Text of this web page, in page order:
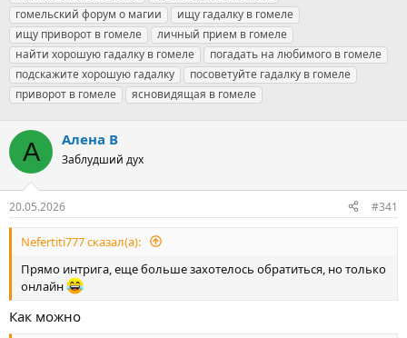
т
е
м
ы
а
ч
а
л
а
гомельский форум о магии
ищу гадалку в гомеле
ищу приворот в гомеле
личный прием в гомеле
найти хорошую гадалку в гомеле
погадать на любимого в гомеле
подскажите хорошую гадалку
посоветуйте гадалку в гомеле
приворот в гомеле
ясновидящая в гомеле
А Алена В
Заблудший дух
20.05.2026 #341
Nefertiti777 сказал(а):
Прямо интрига, еще больше захотелось обратиться, но только
онлайн
Как можно